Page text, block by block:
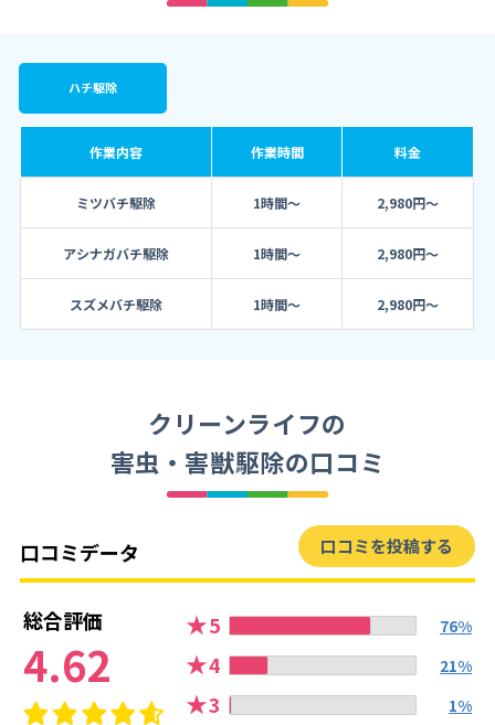
ハチ駆除
作業内容 作業時間 料金
ミツバチ駆除 1時間～ 2,980円〜
アシナガバチ駆除 1時間～ 2,980円〜
スズメバチ駆除 1時間～ 2,980円〜
クリーンライフの
害虫・害獣駆除の口コミ
口コミデータ 口コミを投稿する
総合評価
4.62
★5 76%
★4 21%
★3 1%